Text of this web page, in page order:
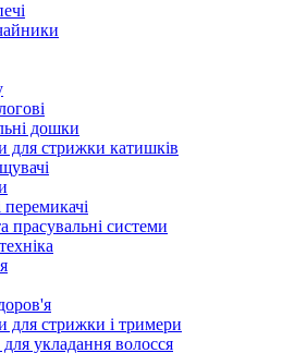
дошки
стрижки катишків
перемикачі
прасувальні системи
стрижки і тримери
укладання волосся